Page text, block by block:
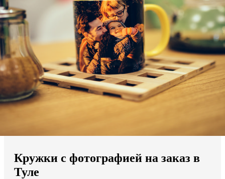
Выберите из списка:
Мы доставляем по всему миру
Продолжить без города
Кружки с фотографией на заказ в
Туле